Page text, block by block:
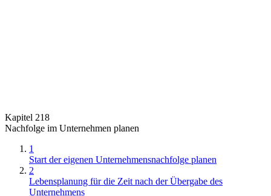
Kapitel 218
Nachfolge im Unternehmen planen
1
Start der eigenen Unternehmensnachfolge planen
2
Lebensplanung für die Zeit nach der Übergabe des
Unternehmens